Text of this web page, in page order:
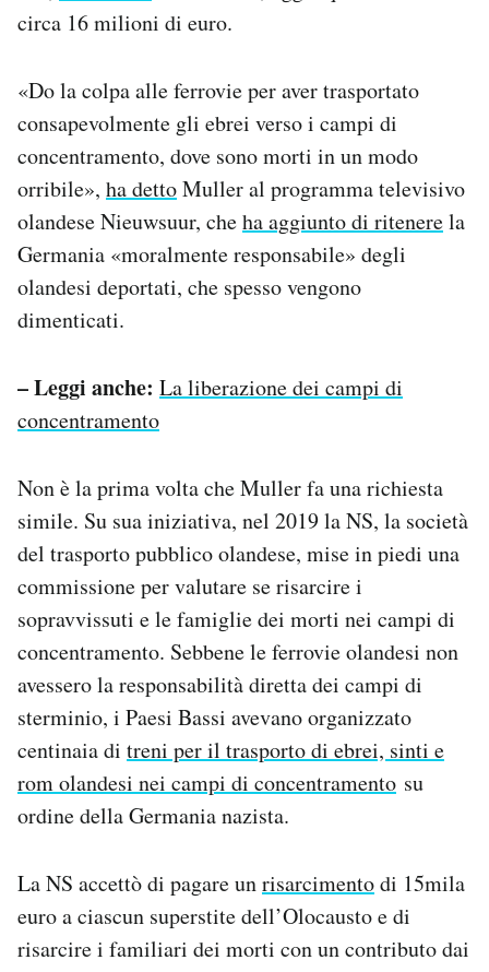
circa 16 milioni di euro.
«Do la colpa alle ferrovie per aver trasportato
consapevolmente gli ebrei verso i campi di
concentramento, dove sono morti in un modo
orribile», ha dettoMuller al programma televisivo
olandese Nieuwsuur, cheha aggiunto di ritenerela
Germania «moralmente responsabile» degli
olandesi deportati, che spesso vengono
dimenticati.
– Leggi anche: La liberazione dei campi di
concentramento
Non è la prima volta che Muller fa una richiesta
simile. Su sua iniziativa, nel 2019 la NS, la società
del trasporto pubblico olandese, mise in piedi una
commissione per valutare se risarcire i
sopravvissuti e le famiglie dei morti nei campi di
concentramento. Sebbene le ferrovie olandesi non
avessero la responsabilità diretta dei campi di
sterminio, i Paesi Bassi avevano organizzato
centinaia di treni per il trasporto di ebrei, sinti e
rom olandesi nei campi di concentramento su
ordine della Germania nazista.
La NS accettò di pagare unrisarcimentodi 15mila
euro a ciascun superstite dell’Olocausto e di
risarcire i familiari dei morti con un contributo dai